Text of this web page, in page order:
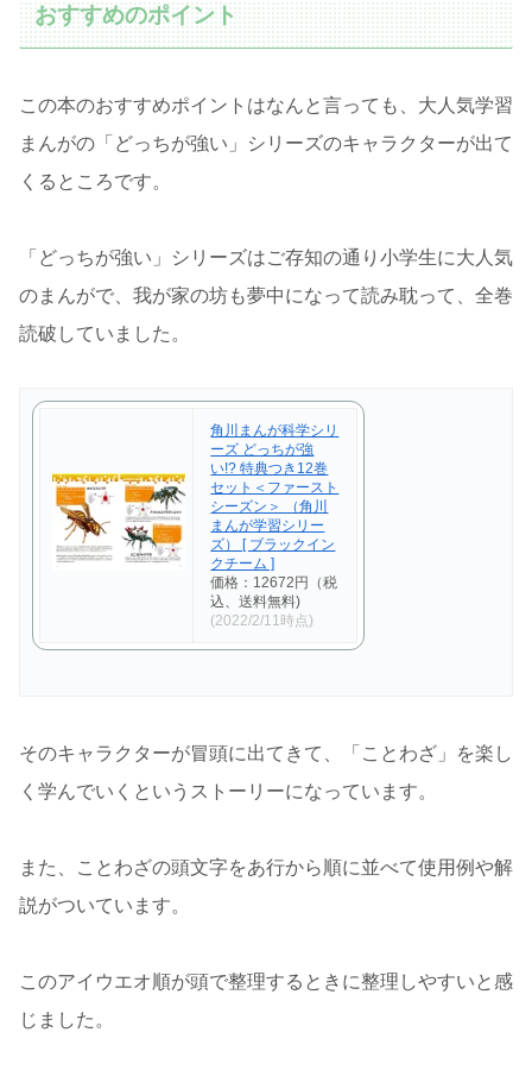
おすすめのポイント
この本のおすすめポイントはなんと言っても、大人気学習
まんがの「どっちが強い」シリーズのキャラクターが出て
くるところです。
「どっちが強い」シリーズはご存知の通り小学生に大人気
のまんがで、我が家の坊も夢中になって読み耽って、全巻
読破していました。
角川まんが科学シリ
ーズ どっちが強
い!? 特典つき12巻
セット＜ファースト
シーズン＞ （角川
まんが学習シリー
ズ） [ ブラックイン
クチーム ]
価格：12672円（税
込、送料無料)
(2022/2/11時点)
そのキャラクターが冒頭に出てきて、「ことわざ」を楽し
く学んでいくというストーリーになっています。
また、ことわざの頭文字をあ行から順に並べて使用例や解
説がついています。
このアイウエオ順が頭で整理するときに整理しやすいと感
じました。